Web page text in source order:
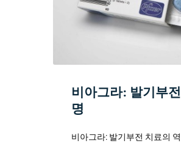
비아그라: 발기부
명
비아그라: 발기부전 치료의